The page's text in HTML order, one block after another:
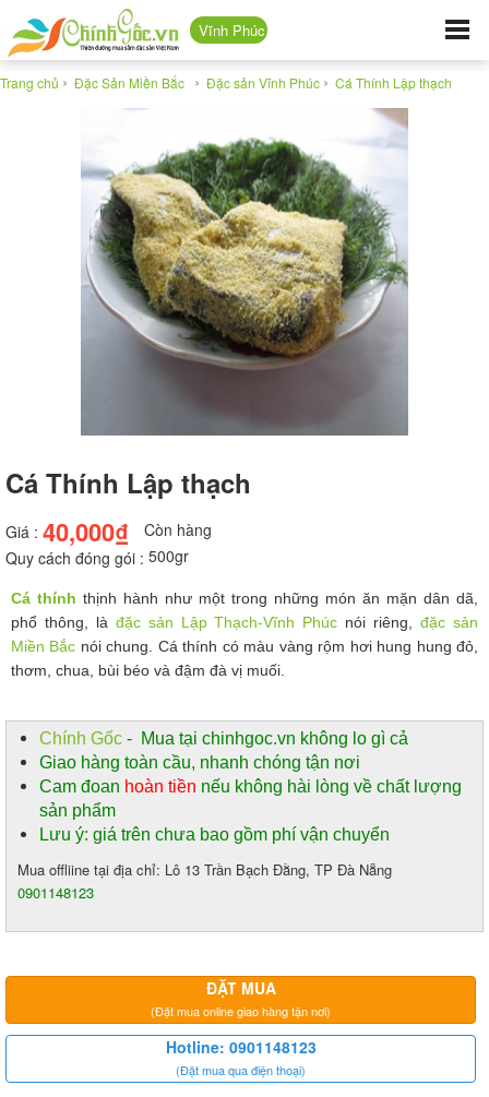
Vĩnh Phúc
Trang chủ › Đặc Sản Miền Bắc › Đặc sản Vĩnh Phúc › Cá Thính Lập thạch
Cá Thính Lập thạch
Giá : 40,000₫
Còn hàng
Quy cách đóng gói : 500gr
Cá thính thịnh hành như một trong những món ăn mặn dân dã,
phổ thông, là đặc sản Lập Thạch-Vĩnh Phúc nói riêng,đặc sản
Miền Bắc nói chung. Cá thính có màu vàng rộm hơi hung hung đỏ,
thơm, chua, bùi béo và đậm đà vị muối.
Chính Gốc - Mua tại chinhgoc.vn không lo gì cả
Giao hàng toàn cầu, nhanh chóng tận nơi
Cam đoan hoàn tiền nếu không hài lòng về chất lượng
sản phẩm
Lưu ý: giá trên chưa bao gồm phí vận chuyển
Mua offliine tại địa chỉ: Lô 13 Trần Bạch Đằng, TP Đà Nẵng
0901148123
ĐẶT MUA
(Đặt mua online giao hàng tận nơi)
Hotline: 0901148123
(Đặt mua qua điện thoại)